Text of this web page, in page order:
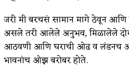
काळजाचे प्रेत
चमकदार चांदी
आदिवासींचा डॉक्टर,
जरी मी बरचसं सामान मागे ठेवून
असले तरी आलेले अनुभव, मिळालेले
आठवणी आणि घराची ओढ व लंडनच
भावनांच ओझ बरोबर होते.